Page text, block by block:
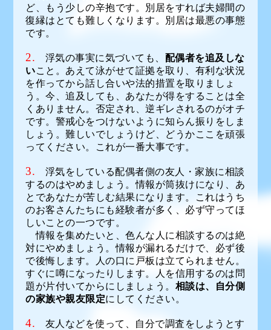
ど、もう少しの辛抱です。別居をすれば夫婦間の
復縁はとても難しくなります。別居は最悪の事態
です。
2. 浮気の事実に気づいても、 配偶者を追及しな
いこと。あえて泳がせて証拠を取り、有利な状況
を作ってから話し合いや法的措置を取りましょ
う。今、追及しても、あなたが得をすることは全
くありません。否定され、逆ギレされるのがオチ
です。警戒心をつけないように知らん振りをしま
しょう。難しいでしょうけど、どうかここを頑張
ってください。これが一番大事です。
3. 浮気をしている配偶者側の友人・家族に相談
するのはやめましょう。情報が筒抜けになり、あ
とであなたが苦しむ結果になります。これはうち
のお客さんたちにも経験者が多く、必ず守ってほ
しいことの一つです。
情報を集めたいと、色んな人に相談するのは絶
対にやめましょう。情報が漏れるだけで、必ず後
で後悔します。人の口に戸板は立てられません。
すぐに噂になったりします。人を信用するのは問
題が片付いてからにしましょう。 相談は、自分側
の家族や親友限定にしてください。
4. 友人などを使って、自分で調査をしようとす